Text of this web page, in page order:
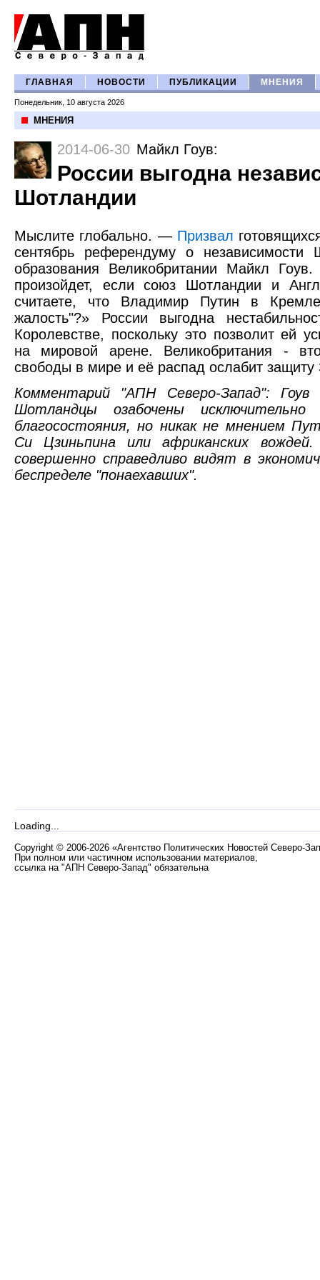
ГЛАВНАЯ НОВОСТИ ПУБЛИКАЦИИ МНЕНИЯ
Понедельник, 10 августа 2026
МНЕНИЯ
2014-06-30 Майкл Гоув:
России выгодна
Шотландии
Мыслите глобально. — Призвал
сентябрь референдуму о независимости
образования Великобритании Майкл
произойдет, если союз Шотландии и
считаете, что Владимир Путин в
жалость"?» России выгодна
Королевстве, поскольку это позволит ей
на мировой арене. Великобритания -
свободы в мире и её распад ослабит защиту
Комментарий "АПН Северо-Запад": Гоув
Шотландцы озабочены исключительно
благосостояния, но никак не мнением
Си Цзиньпина или африканских
совершенно справедливо видят в
беспределе "понаехавших".
Loading...
Copyright © 2006-2026 «Агентство Политических Новостей Северо-
При полном или частичном использовании материалов,
ссылка на "АПН Северо-Запад" обязательна